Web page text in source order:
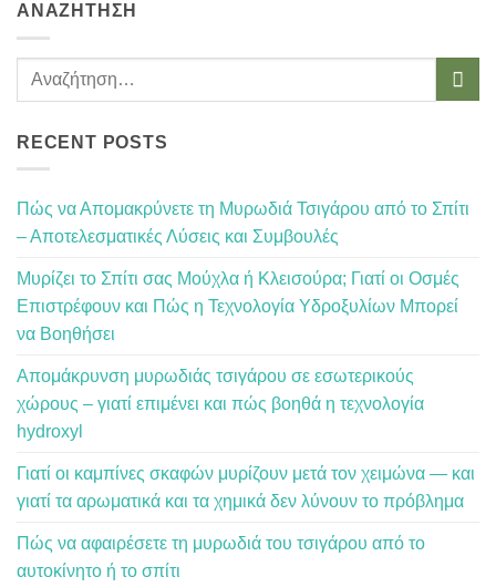
ΑΝΑΖΉΤΗΣΗ
RECENT POSTS
Πώς να Απομακρύνετε τη Μυρωδιά Τσιγάρου από το Σπίτι
– Αποτελεσματικές Λύσεις και Συμβουλές
Μυρίζει το Σπίτι σας Μούχλα ή Κλεισούρα; Γιατί οι Οσμές
Επιστρέφουν και Πώς η Τεχνολογία Υδροξυλίων Μπορεί
να Βοηθήσει
Απομάκρυνση μυρωδιάς τσιγάρου σε εσωτερικούς
χώρους – γιατί επιμένει και πώς βοηθά η τεχνολογία
hydroxyl
Γιατί οι καμπίνες σκαφών μυρίζουν μετά τον χειμώνα — και
γιατί τα αρωματικά και τα χημικά δεν λύνουν το πρόβλημα
Πώς να αφαιρέσετε τη μυρωδιά του τσιγάρου από το
αυτοκίνητο ή το σπίτι